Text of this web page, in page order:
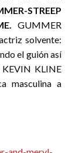
STREEP
GUMMER
solvente:
el guión así
KEVIN KLINE
masculina a